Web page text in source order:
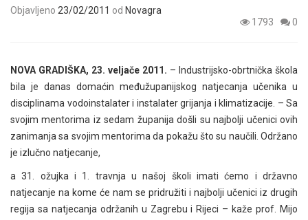
Objavljeno 23/02/2011 od Novagra
1793
0
NOVA GRADIŠKA, 23. veljače 2011. – Industrijsko-obrtnička škola
bila je danas domaćin međužupanijskog natjecanja učenika u
disciplinama vodoinstalater i instalater grijanja i klimatizacije. – Sa
svojim mentorima iz sedam županija došli su najbolji učenici ovih
zanimanja sa svojim mentorima da pokažu što su naučili. Održano
je izlučno natjecanje,
a 31. ožujka i 1. travnja u našoj školi imati ćemo i državno
natjecanje na kome će nam se pridružiti i najbolji učenici iz drugih
regija sa natjecanja održanih u Zagrebu i Rijeci – kaže prof. Mijo